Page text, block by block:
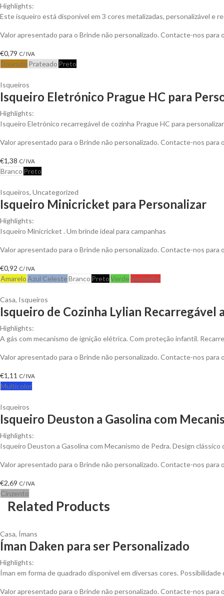
Highlights:
Este isqueiro está disponível em 3 cores metalizadas, personalizável e
Valor apresentado para o Brinde não personalizado. Contacte-nos
€0,79 C/ IVA
Dourado Prateado Preto
Isqueiros
Isqueiro Eletrónico Prague HC para
Highlights:
Isqueiro Eletrónico recarregável de cozinha Prague HC para
Valor apresentado para o Brinde não personalizado. Contacte-nos
€1,38 C/ IVA
Branco Preto
Isqueiros, Uncategorized
Isqueiro Minicricket para Personalizar
Highlights:
Isqueiro Minicricket . Um brinde ideal para campanhas
Valor apresentado para o Brinde não personalizado. Contacte-nos
€0,92 C/ IVA
AmareloAzul CelesteBranco PretoVerdeVermelho
Casa, Isqueiros
Isqueiro de Cozinha Lylian Recarregável
Highlights:
A gás com mecanismo de ignição elétrica. Com proteção infantil.
Valor apresentado para o Brinde não personalizado. Contacte-nos
€1,11 C/ IVA
Multicolor
Isqueiros
Isqueiro Deuston a Gasolina com
Highlights:
Isqueiro Deuston a Gasolina com Mecanismo de Pedra. Design clássico
Valor apresentado para o Brinde não personalizado. Contacte-nos
€2,69 C/ IVA
Cinzento
Related Products
Casa, Ímans
Íman Daken para ser Personalizado
Highlights:
Íman em forma de quadrado disponível em diversas cores.
Valor apresentado para o Brinde não personalizado. Contacte-nos